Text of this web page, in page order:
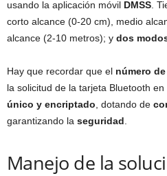
usando la aplicación móvil DMSS .
corto alcance (0-20 cm), medio
alcance (2-10 metros); y dos
Hay que recordar que el número
la solicitud de la tarjeta Bluetooth
único y encriptado , dotando de
garantizando la seguridad
Manejo de la